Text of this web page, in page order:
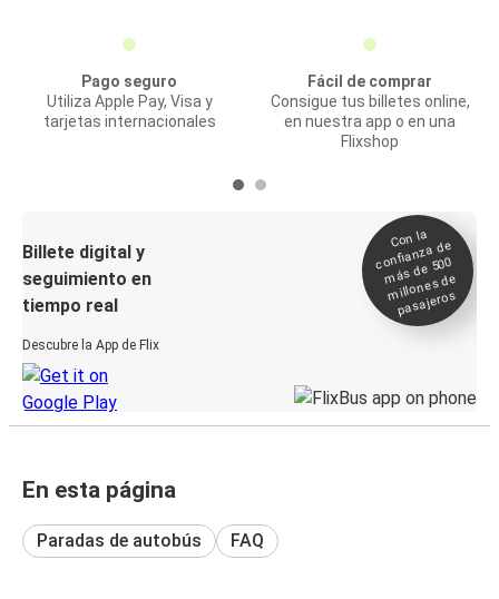
Pago seguro
Utiliza Apple Pay, Visa y
tarjetas internacionales
Fácil de comprar
Consigue tus billetes online,
en nuestra app o en una
Flixshop
Billete digital y
seguimiento en
tiempo real
Descubre la App de Flix
Con la
confianza de
más de 500
millones de
pasajeros
En esta página
Paradas de autobús FAQ